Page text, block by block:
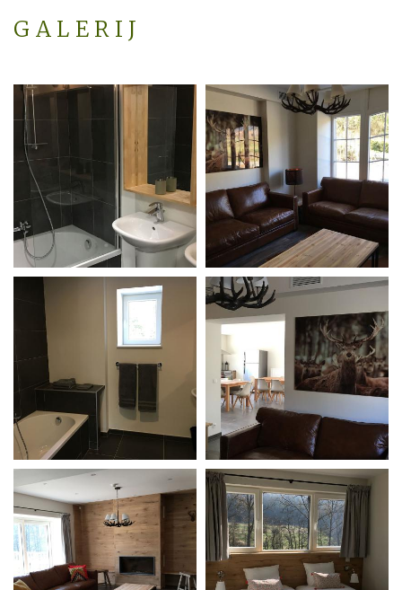
GALERIJ